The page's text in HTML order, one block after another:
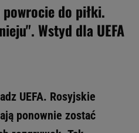
do piłki.
Wstyd dla UEFA
UEFA. Rosyjskie
ponownie zostać